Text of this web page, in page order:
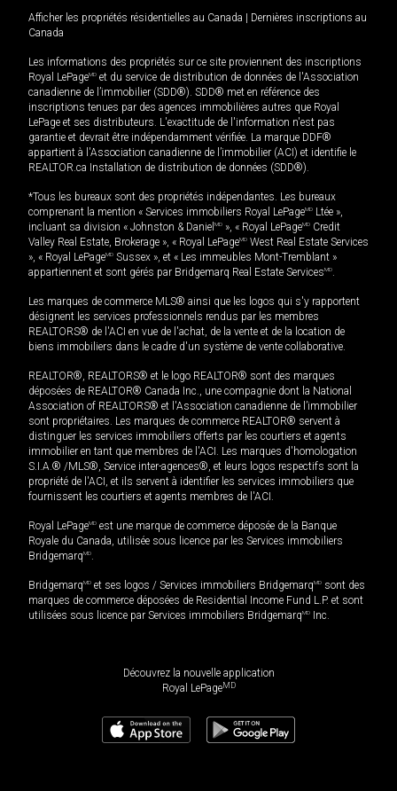
Afficher les propriétés résidentielles au Canada
Dernières inscriptions au
Canada
Les informations des propriétés sur ce site proviennent des inscriptions
Royal LePageMD et du service de distribution de données de l'Association
canadienne de l’immobilier (SDD®). SDD® met en référence des
inscriptions tenues par des agences immobilières autres que Royal
LePage et ses distributeurs. L'exactitude de l'information n'est pas
garantie et devrait être indépendamment vérifiée. La marque DDF®
appartient à l'Association canadienne de l’immobilier (ACI) et identifie le
REALTOR.ca Installation de distribution de données (SDD®).
*Tous les bureaux sont des propriétés indépendantes. Les bureaux
comprenant la mention « Services immobiliers Royal LePageMD Ltée »,
incluant sa division « Johnston & Daniel MD », « Royal LePageMD Credit
Valley Real Estate, Brokerage », « Royal LePageMD West Real Estate Services
», « Royal LePageMD Sussex », et « Les immeubles Mont-Tremblant »
appartiennent et sont gérés par Bridgemarq Real Estate ServicesMD.
Les marques de commerce MLS® ainsi que les logos qui s'y rapportent
désignent les services professionnels rendus par les membres
REALTORS® de l'ACI en vue de l'achat, de la vente et de la location de
biens immobiliers dans le cadre d'un système de vente collaborative.
REALTOR®, REALTORS® et le logo REALTOR® sont des marques
déposées de REALTOR® Canada Inc., une compagnie dont la National
Association of REALTORS® et l'Association canadienne de l’immobilier
sont propriétaires. Les marques de commerce REALTOR® servent à
distinguer les services immobiliers offerts par les courtiers et agents
immobilier en tant que membres de l'ACI. Les marques d'homologation
S.I.A.® /MLS®, Service inter-agences®, et leurs logos respectifs sont la
propriété de l'ACI, et ils servent à identifier les services immobiliers que
fournissent les courtiers et agents membres de l'ACI.
Royal LePageMD est une marque de commerce déposée de la Banque
Royale du Canada, utilisée sous licence par les Services immobiliers
BridgemarqMD.
BridgemarqMD et ses logos / Services immobiliers BridgemarqMD sont des
marques de commerce déposées de Residential Income Fund L.P. et sont
utilisées sous licence par Services immobiliers BridgemarqMD Inc.
Découvrez la nouvelle application
Royal LePageMD